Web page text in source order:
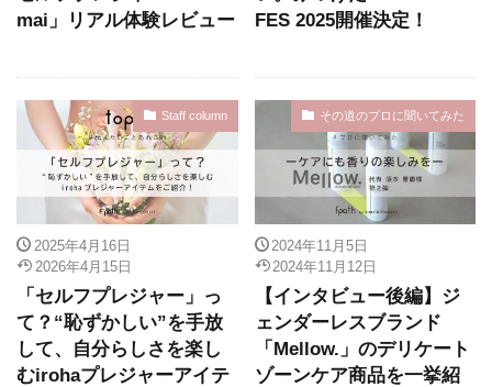
mai」リアル体験レビュー
FES 2025開催決定！
Staff column
2025年4月16日
2026年4月15日
「セルフプレジャー」っ
て？“恥ずかしい”を手放
して、自分らしさを楽し
むirohaプレジャーアイテ
その道のプロに聞いてみた
2024年11月5日
2024年11月12日
【インタビュー後編】ジ
ェンダーレスブランド
「Mellow.」のデリケート
ゾーンケア商品を一挙紹